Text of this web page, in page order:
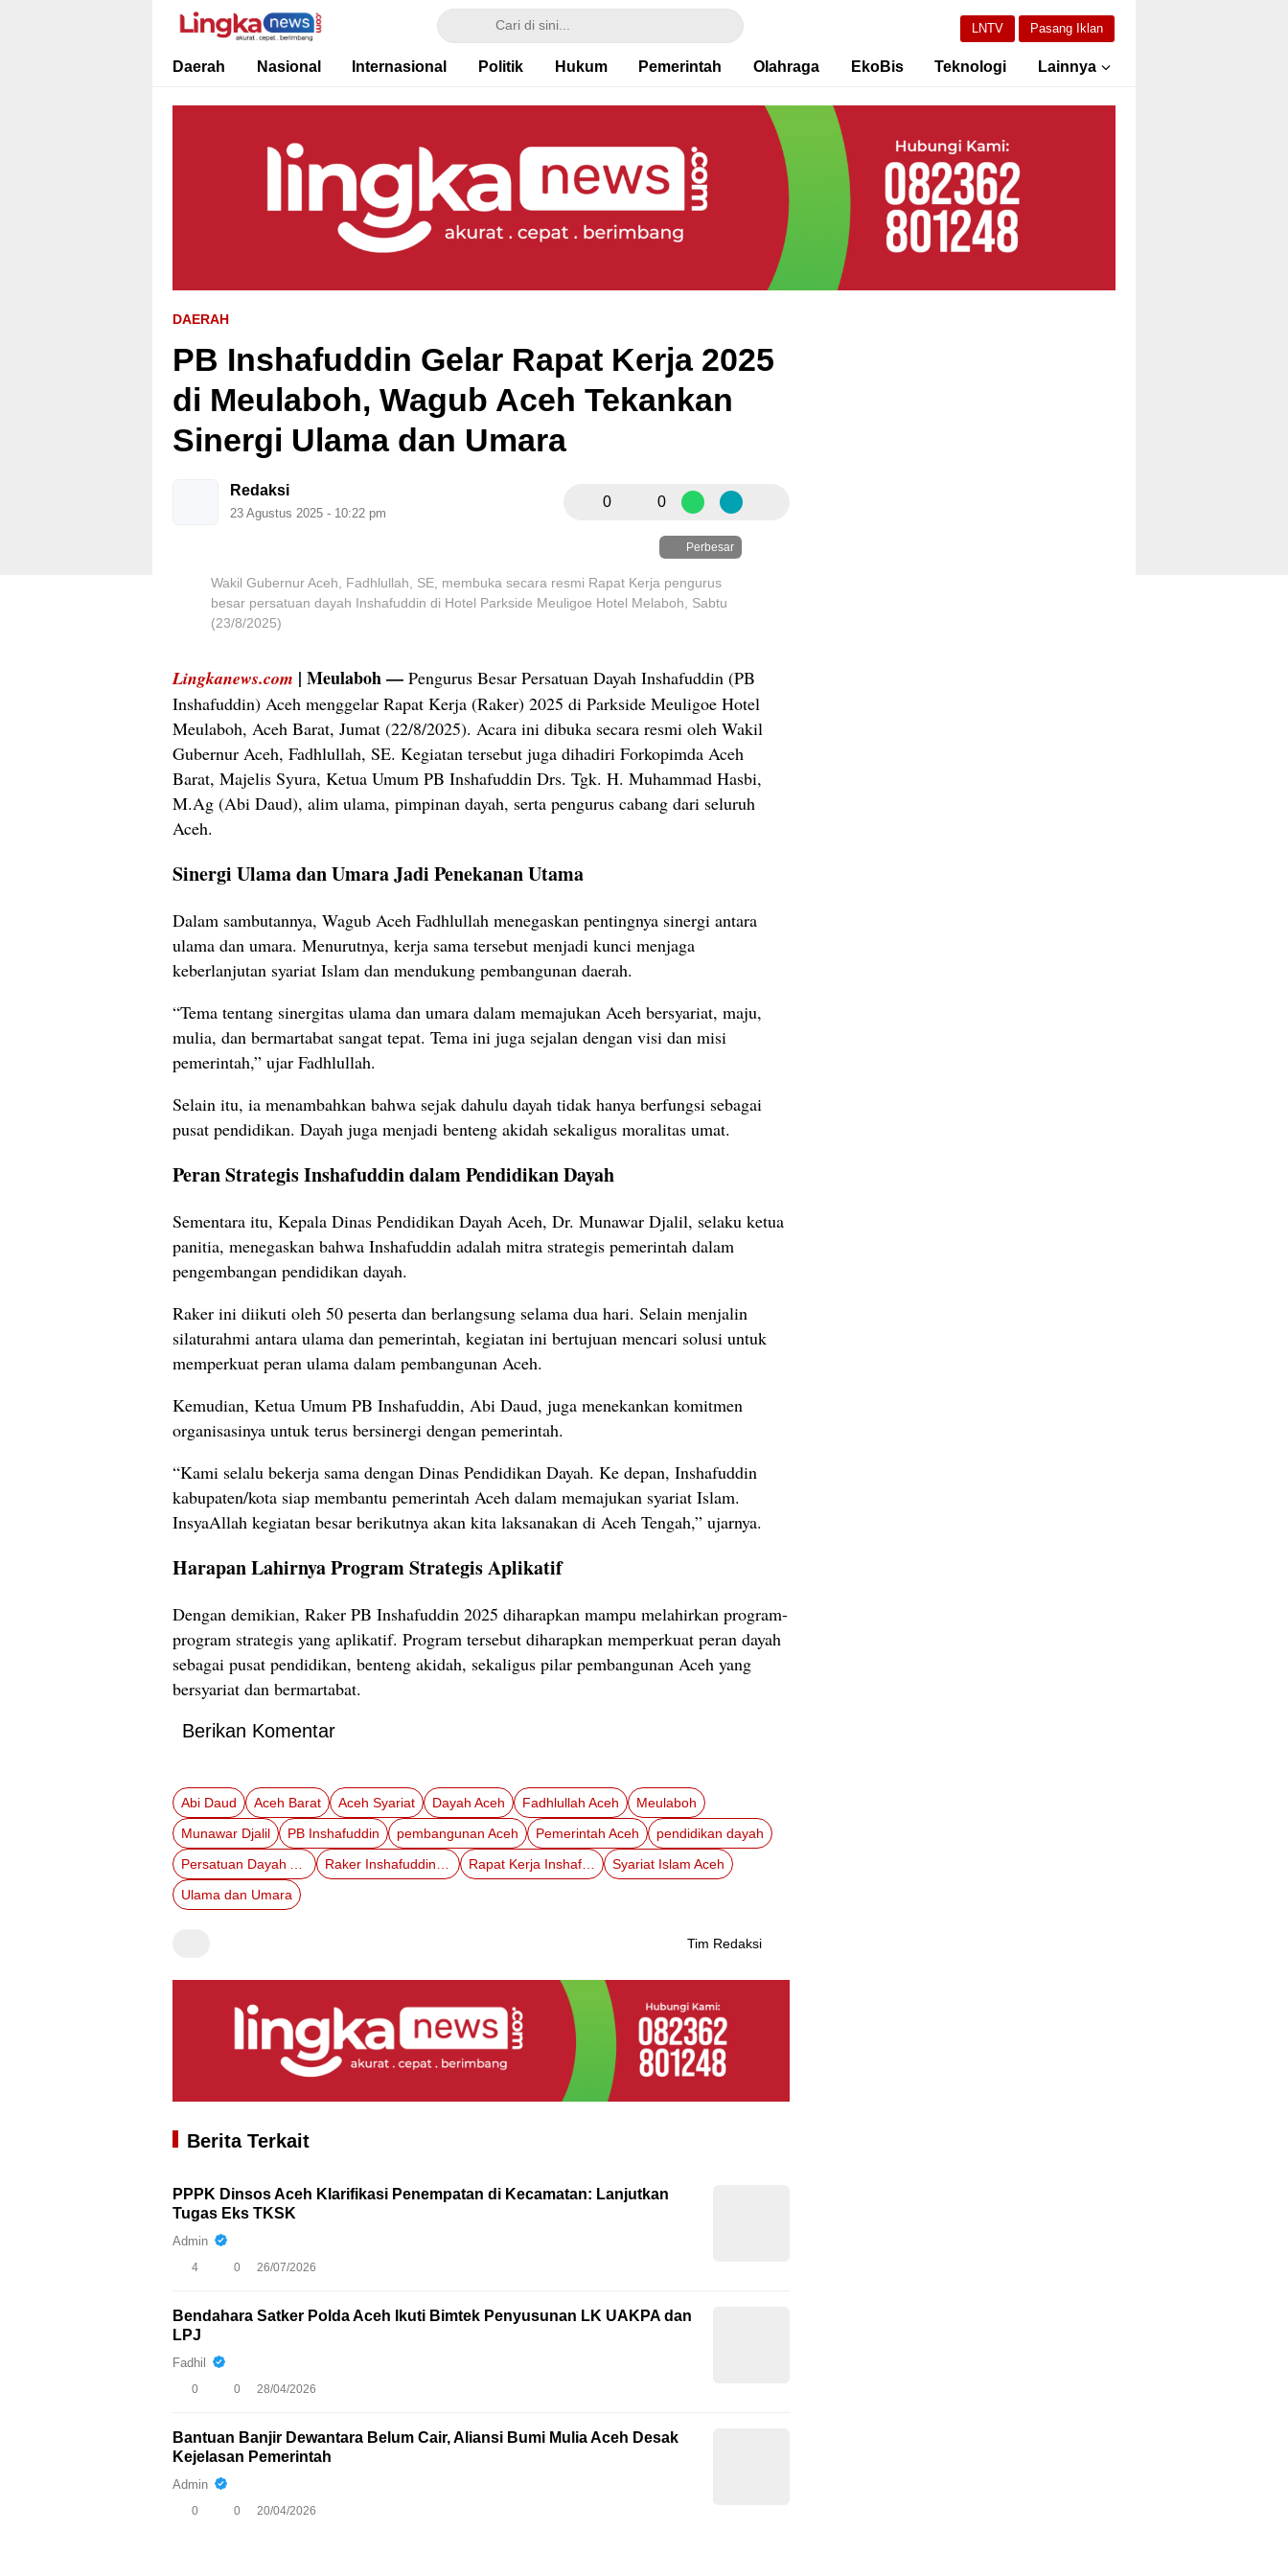
Lingkanews
Akurat. Cepat & Berimbang
LNTV Pasang Iklan
Daerah Nasional Internasional Politik Hukum Pemerintah Olahraga EkoBis Teknologi Lainnya
DAERAH
PB Inshafuddin Gelar Rapat Kerja 2025
di Meulaboh, Wagub Aceh Tekankan
Sinergi Ulama dan Umara
Redaksi
23 Agustus 2025 - 10:22 pm
0 0
Perbesar
Wakil Gubernur Aceh, Fadhlullah, SE, membuka secara resmi Rapat Kerja pengurus
besar persatuan dayah Inshafuddin di Hotel Parkside Meuligoe Hotel Melaboh, Sabtu
(23/8/2025)
Lingkanews.com | Meulaboh — Pengurus Besar Persatuan Dayah Inshafuddin (PB
Inshafuddin) Aceh menggelar Rapat Kerja (Raker) 2025 di Parkside Meuligoe Hotel
Meulaboh, Aceh Barat, Jumat (22/8/2025). Acara ini dibuka secara resmi oleh Wakil
Gubernur Aceh, Fadhlullah, SE. Kegiatan tersebut juga dihadiri Forkopimda Aceh
Barat, Majelis Syura, Ketua Umum PB Inshafuddin Drs. Tgk. H. Muhammad Hasbi,
M.Ag (Abi Daud), alim ulama, pimpinan dayah, serta pengurus cabang dari seluruh
Aceh.
Sinergi Ulama dan Umara Jadi Penekanan Utama
Dalam sambutannya, Wagub Aceh Fadhlullah menegaskan pentingnya sinergi antara
ulama dan umara. Menurutnya, kerja sama tersebut menjadi kunci menjaga
keberlanjutan syariat Islam dan mendukung pembangunan daerah.
“Tema tentang sinergitas ulama dan umara dalam memajukan Aceh bersyariat, maju,
mulia, dan bermartabat sangat tepat. Tema ini juga sejalan dengan visi dan misi
pemerintah,” ujar Fadhlullah.
Selain itu, ia menambahkan bahwa sejak dahulu dayah tidak hanya berfungsi sebagai
pusat pendidikan. Dayah juga menjadi benteng akidah sekaligus moralitas umat.
Peran Strategis Inshafuddin dalam Pendidikan Dayah
Sementara itu, Kepala Dinas Pendidikan Dayah Aceh, Dr. Munawar Djalil, selaku ketua
panitia, menegaskan bahwa Inshafuddin adalah mitra strategis pemerintah dalam
pengembangan pendidikan dayah.
Raker ini diikuti oleh 50 peserta dan berlangsung selama dua hari. Selain menjalin
silaturahmi antara ulama dan pemerintah, kegiatan ini bertujuan mencari solusi untuk
memperkuat peran ulama dalam pembangunan Aceh.
Kemudian, Ketua Umum PB Inshafuddin, Abi Daud, juga menekankan komitmen
organisasinya untuk terus bersinergi dengan pemerintah.
“Kami selalu bekerja sama dengan Dinas Pendidikan Dayah. Ke depan, Inshafuddin
kabupaten/kota siap membantu pemerintah Aceh dalam memajukan syariat Islam.
InsyaAllah kegiatan besar berikutnya akan kita laksanakan di Aceh Tengah,” ujarnya.
Harapan Lahirnya Program Strategis Aplikatif
Dengan demikian, Raker PB Inshafuddin 2025 diharapkan mampu melahirkan program-
program strategis yang aplikatif. Program tersebut diharapkan memperkuat peran dayah
sebagai pusat pendidikan, benteng akidah, sekaligus pilar pembangunan Aceh yang
bersyariat dan bermartabat.
Berikan Komentar
Abi Daud Aceh Barat Aceh Syariat Dayah Aceh Fadhlullah Aceh
Meulaboh
Munawar Djalil
PB Inshafuddin pembangunan Aceh Pemerintah Aceh
pendidikan dayah
Persatuan Dayah Aceh
Raker Inshafuddin 2025 Rapat Kerja Inshafuddin
Syariat Islam Aceh
Ulama dan Umara
Tim Redaksi
Berita Terkait
PPPK Dinsos Aceh Klarifikasi Penempatan di Kecamatan: Lanjutkan
Tugas Eks TKSK
Admin
4 0 26/07/2026
Bendahara Satker Polda Aceh Ikuti Bimtek Penyusunan LK UAKPA dan
LPJ
Fadhil
0 0 28/04/2026
Bantuan Banjir Dewantara Belum Cair, Aliansi Bumi Mulia Aceh Desak
Kejelasan Pemerintah
Admin
0 0 20/04/2026